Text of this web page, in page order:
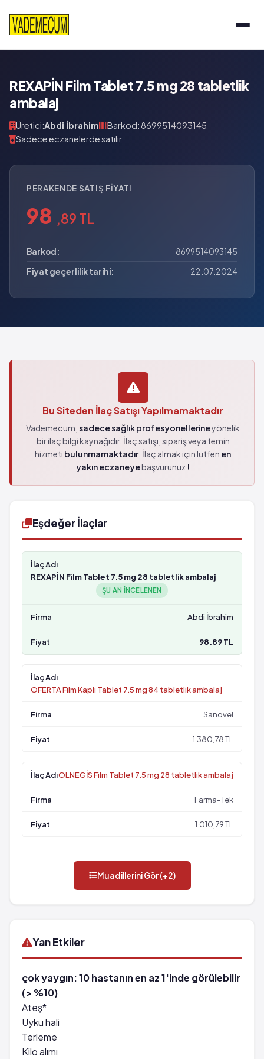
REXAPİN Film Tablet 7.5 mg 28 tabletlik
ambalaj
Üretici:Abdi İbrahim
Barkod: 8699514093145
Sadece eczanelerde satılır
PERAKENDE SATIŞ FIYATI
98 ,89 TL
Barkod:
8699514093145
Fiyat geçerlilik tarihi:
22.07.2024
Bu Siteden İlaç Satışı Yapılmamaktadır
Vademecum, sadece sağlık profesyonellerineyönelik
bir ilaç bilgi kaynağıdır. İlaç satışı, sipariş veya temin
hizmeti bulunmamaktadır. İlaç almak için lütfen en
yakın eczaneyebaşvurunuz !
Eşdeğer İlaçlar
REXAPİN Film Tablet 7.5 mg 28 tabletlik ambalaj
ŞU AN INCELENEN
Abdi İbrahim
98.89 TL
OFERTA Film Kaplı Tablet 7.5 mg 84 tabletlik ambalaj
Sanovel
1.380,78 TL
OLNEGİS Film Tablet 7.5 mg 28 tabletlik ambalaj
Farma-Tek
1.010,79 TL
Muadillerini Gör (+2)
Yan Etkiler
çok yaygın: 10 hastanın en az 1'inde görülebilir
(> %10)
Ateş*
Uyku hali
Terleme
Kilo alımı